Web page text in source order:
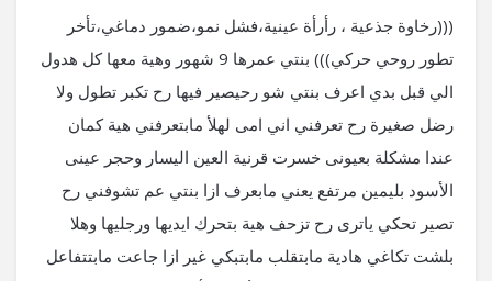
(((رخاوة جذعية ، رأرأة عينية،فشل نمو،ضمور دماغي،تأخر
تطور روحي حركي))) بنتي عمرها 9 شهور وهية معها كل هدول
الي قبل بدي اعرف بنتي شو رحيصير فيها رح تكبر تطول ولا
رضل صغيرة رح تعرفني اني امى لهلأ مابتعرفني هية كمان
عندا مشكلة بعيونى خسرت قرنية العين اليسار وحجر عينى
الأسود بليمين مرتفع يعني مابعرف ازا بنتي عم تشوفني رح
تصير تحكي ياترى رح تزحف هية بتحرك ايديها ورجليها وهلا
بلشت تكاغي هادية مابتقلب مابتبكي غير ازا جاعت مابتتفاعل